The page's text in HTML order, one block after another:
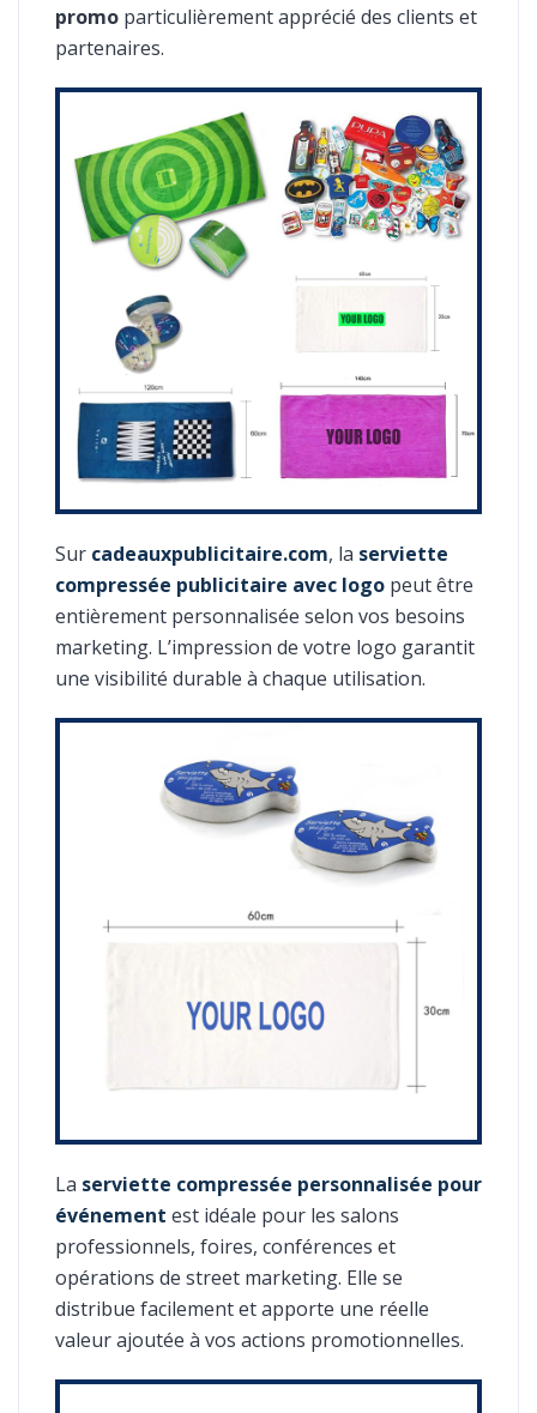
promo particulièrement apprécié des clients et
partenaires.
Sur cadeauxpublicitaire.com, la serviette
compressée publicitaire avec logo peut être
entièrement personnalisée selon vos besoins
marketing. L’impression de votre logo garantit
une visibilité durable à chaque utilisation.
La serviette compressée personnalisée pour
événement est idéale pour les salons
professionnels, foires, conférences et
opérations de street marketing. Elle se
distribue facilement et apporte une réelle
valeur ajoutée à vos actions promotionnelles.